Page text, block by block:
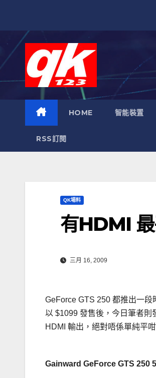
HOME 智能裝置
RSS訂閱
QK場料
有HDMI
三月 16, 2009
GeForce GTS 250 都推出一
以 $1099 發售後，今日筆者則
HDMI 輸出，絕對唔係單純平咁
Gainward GeForce GTS 250